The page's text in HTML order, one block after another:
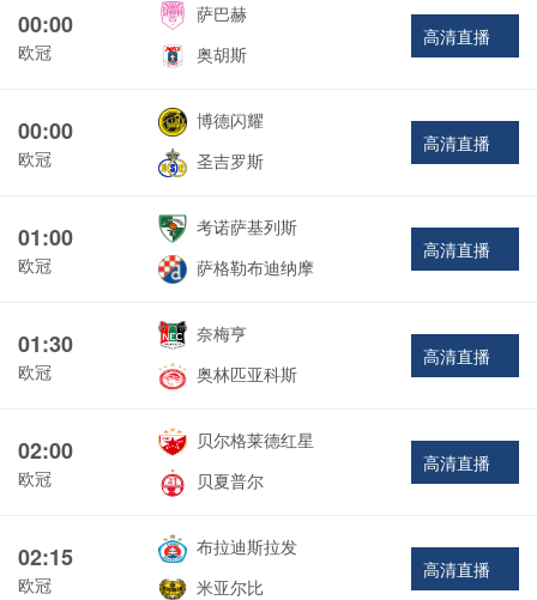
00:00
欧冠
萨巴赫
奥胡斯
高清直播
00:00
欧冠
博德闪耀
圣吉罗斯
高清直播
01:00
欧冠
考诺萨基列斯
萨格勒布迪纳摩
高清直播
01:30
欧冠
奈梅亨
奥林匹亚科斯
高清直播
02:00
欧冠
贝尔格莱德红星
贝夏普尔
高清直播
02:15
欧冠
布拉迪斯拉发
米亚尔比
高清直播